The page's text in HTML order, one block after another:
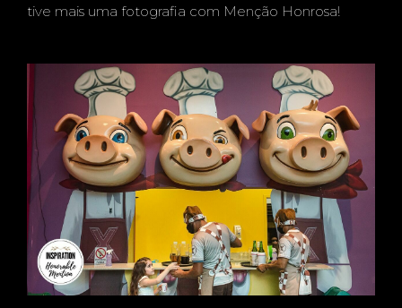
tive mais uma fotografia com Menção Honrosa!